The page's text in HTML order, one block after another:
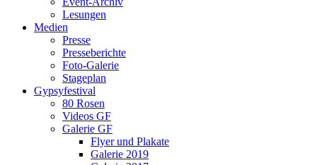
Lesungen
Medien
Presse
Presseberichte
Foto-Galerie
Stageplan
Gypsyfestival
80 Rosen
Videos GF
Galerie GF
Flyer und Plakate
Galerie 2019